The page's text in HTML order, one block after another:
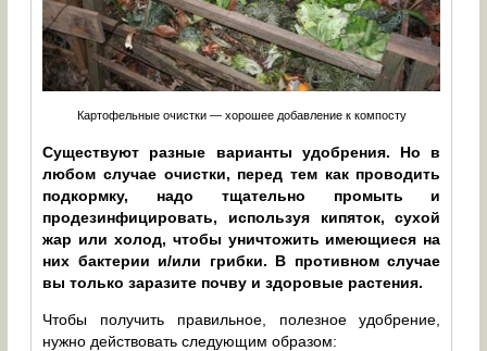
Картофельные очистки — хорошее добавление к компосту
Существуют разные варианты удобрения. Но в
любом случае очистки, перед тем как проводить
подкормку, надо тщательно промыть и
продезинфицировать, используя кипяток, сухой
жар или холод, чтобы уничтожить имеющиеся на
них бактерии и/или грибки. В противном случае
вы только заразите почву и здоровые растения.
Чтобы получить правильное, полезное удобрение,
нужно действовать следующим образом: